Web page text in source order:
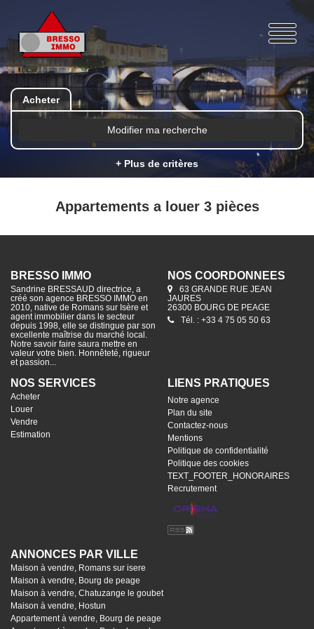
Acheter
Modifier ma recherche
+ Plus de critères
Appartements a louer 3 pièces
BRESSO IMMO
Sandrine BRESSAUD directrice, a
créé son agence BRESSO IMMO en
2010, native de Romans sur Isère et
agent immobilier dans le secteur
depuis 1998, elle se distingue par son
excellente maîtrise du marché local.
Notre savoir faire saura mettre en
valeur votre bien. Honnêteté, rigueur
et passion...
NOS COORDONNÉES
63 GRANDE RUE JEAN
JAURES
26300 BOURG DE PEAGE
Tél. : +33 4 75 05 50 63
NOS SERVICES
Acheter
Louer
Vendre
Estimation
LIENS PRATIQUES
Notre agence
Plan du site
Contactez-nous
Mentions
Politique de confidentialité
Politique des cookies
TEXT_FOOTER_HONORAIRES
Recrutement
ANNONCES PAR VILLE
Maison à vendre, Romans sur isere
Maison à vendre, Bourg de peage
Maison à vendre, Chatuzange le goubet
Maison à vendre, Hostun
Appartement à vendre, Bourg de peage